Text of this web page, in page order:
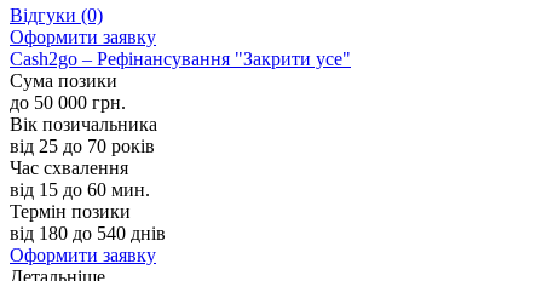
Відгуки (0)
Оформити заявку
Cash2go – Рефінансування "Закрити усе"
Сума позики
до 50 000 грн.
Вік позичальника
від 25 до 70 років
Час схвалення
від 15 до 60 мин.
Термін позики
від 180 до 540 днів
Оформити заявку
Детальніше